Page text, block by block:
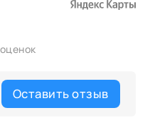
Оставить отзыв